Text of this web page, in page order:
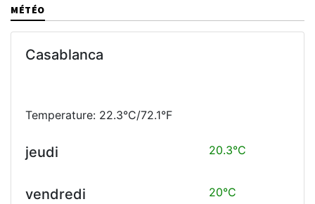
MÉTÉO
Casablanca
Temperature: 22.3°C/72.1°F
jeudi 20.3°C
vendredi 20°C